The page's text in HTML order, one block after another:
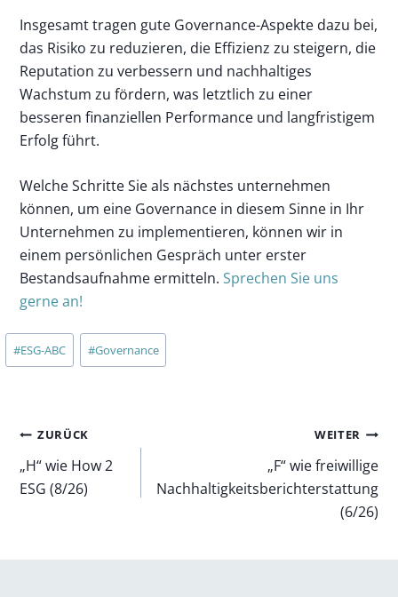
Insgesamt tragen gute Governance-Aspekte dazu bei,
das Risiko zu reduzieren, die Effizienz zu steigern, die
Reputation zu verbessern und nachhaltiges
Wachstum zu fördern, was letztlich zu einer
besseren finanziellen Performance und langfristigem
Erfolg führt.
Welche Schritte Sie als nächstes unternehmen
können, um eine Governance in diesem Sinne in Ihr
Unternehmen zu implementieren, können wir in
einem persönlichen Gespräch unter erster
Bestandsaufnahme ermitteln.Sprechen Sie uns
gerne an!
Schlagworte:
#ESG-ABC #Governance
Beitragsnavigation
ZURÜCK
„H“ wie How 2
ESG (8/26)
WEITER
„F“ wie freiwillige
Nachhaltigkeitsberichterstattung
(6/26)